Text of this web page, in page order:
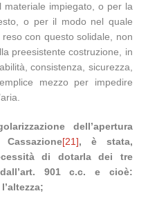
impiegato, o per la
o per il modo nel quale
con questo solidale, non
preesistente costruzione, in
consistenza, sicurezza,
mezzo per impedire
dell’apertura
[21],
è stata,
di dotarladei tre
901 c.c. e cioè: